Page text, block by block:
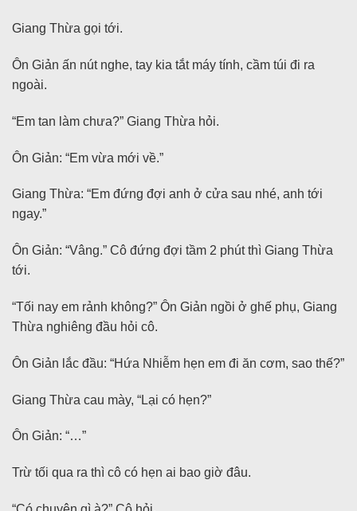
Giang Thừa gọi tới.
Ôn Giản ấn nút nghe, tay kia tắt máy tính, cầm túi đi ra
ngoài.
“Em tan làm chưa?” Giang Thừa hỏi.
Ôn Giản: “Em vừa mới về.”
Giang Thừa: “Em đứng đợi anh ở cửa sau nhé, anh tới
ngay.”
Ôn Giản: “Vâng.” Cô đứng đợi tầm 2 phút thì Giang Thừa
tới.
“Tối nay em rảnh không?” Ôn Giản ngồi ở ghế phụ, Giang
Thừa nghiêng đầu hỏi cô.
Ôn Giản lắc đầu: “Hứa Nhiễm hẹn em đi ăn cơm, sao thế?”
Giang Thừa cau mày, “Lại có hẹn?”
Ôn Giản: “…”
Trừ tối qua ra thì cô có hẹn ai bao giờ đâu.